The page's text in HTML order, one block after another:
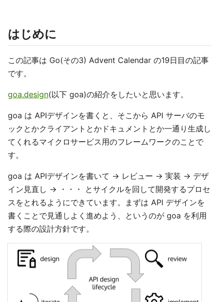
はじめに
この記事は Go(その3) Advent Calendar の19日目の記事
です。
goa.design(以下 goa)の紹介をしたいと思います。
goa は APIデザインを書くと、そこから API サーバのモ
ックとかクライアントとかドキュメントとか一通り生成し
てくれるマイクロサービス用のフレームワークのことで
す。
goa は APIデザインを書いて → レビュー → 実装 → デザ
イン見直し → ・・・ とサイクルを回して開発するプロセ
スをとれるようにできています。まずは API デザインを
書くことで見通しよく進めよう、というのが goa を利用
する際の設計方針です。